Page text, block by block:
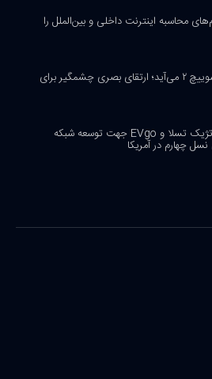
محاسبه اینترنت داخلی و بین‌الملل را
ماینکرفت به سوییچ ۲ می‌آید؛ ارتقای بصری چشمگیر برای
همکاری استراتژیک تسلا و EVgo جهت توسعه شبکه
چهارم در آمریکا